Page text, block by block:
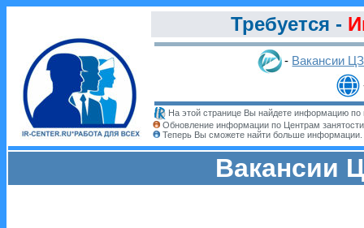
Требуется -
- Вакансии
На этой странице Вы найдете информацию по
Обновление информации по Центрам
Теперь Вы сможете найти больше информации.
Вакансии